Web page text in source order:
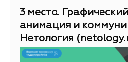
3 место.
анимация и
Нетология